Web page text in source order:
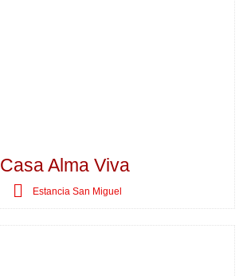
Casa Alma Viva
Estancia San Miguel